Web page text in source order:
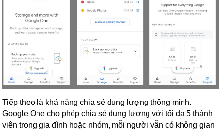
Tiếp theo là khả năng chia sẻ dung lượng thông minh.
Google One cho phép chia sẻ dung lượng với tối đa 5 thành
viên trong gia đình hoặc nhóm, mỗi người vẫn có không gian